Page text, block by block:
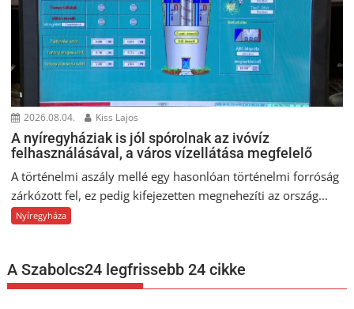
2026.08.04. Kiss Lajos
A nyíregyháziak is jól spórolnak az ivóvíz
felhasználásával, a város vízellátása megfelelő
A történelmi aszály mellé egy hasonlóan történelmi forróság
zárkózott fel, ez pedig kifejezetten megnehezíti az ország...
Nyíregyháza
A Szabolcs24 legfrissebb 24 cikke